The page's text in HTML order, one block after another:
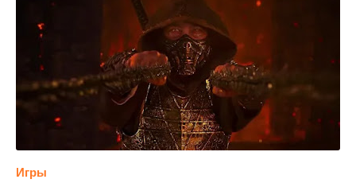
Игры